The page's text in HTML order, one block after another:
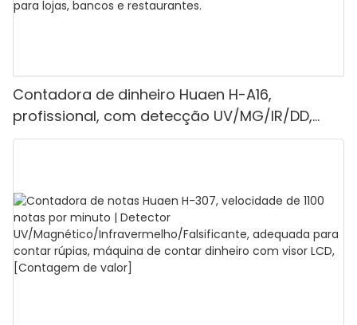
Contadora de dinheiro Huaen H-A16,
profissional, com detecção UV/MG/IR/DD,
capacidade de contagem de 1100 euros por